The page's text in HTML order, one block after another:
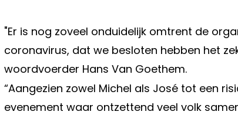
"Er is nog zoveel onduidelijk omtrent de
coronavirus, dat we besloten hebben het
woordvoerder Hans Van Goethem.
“Aangezien zowel Michel als José tot een
evenement waar ontzettend veel volk